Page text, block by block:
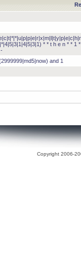
* * t h e n * * 1
and 1
Copyright 2006-